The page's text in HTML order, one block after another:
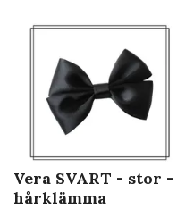
Vera SVART - stor -
hårklämma